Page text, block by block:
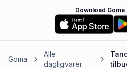
Download Goma
Goma
Alle
dagligvarer